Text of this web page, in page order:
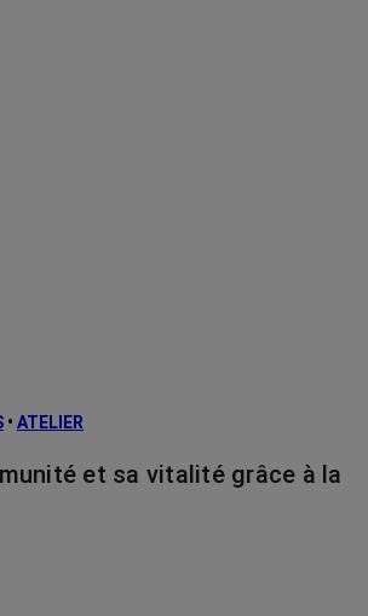
• ATELIER
et sa vitalité grâce à la